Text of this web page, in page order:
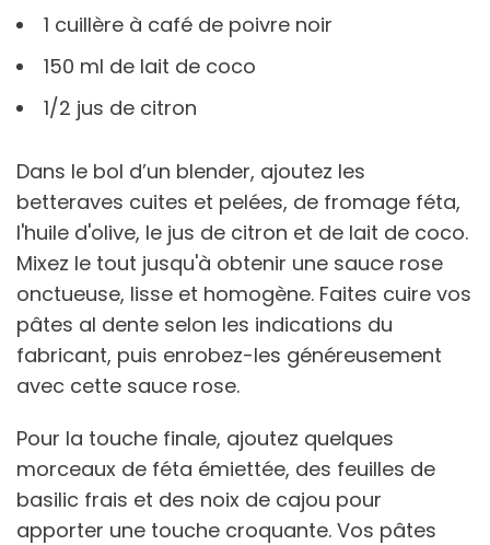
1 cuillère à café de poivre noir
150 ml de lait de coco
1/2 jus de citron
Dans le bol d’un blender, ajoutez les
betteraves cuites et pelées, de fromage féta,
l'huile d'olive, le jus de citron et de lait de coco.
Mixez le tout jusqu'à obtenir une sauce rose
onctueuse, lisse et homogène. Faites cuire vos
pâtes al dente selon les indications du
fabricant, puis enrobez-les généreusement
avec cette sauce rose.
Pour la touche finale, ajoutez quelques
morceaux de féta émiettée, des feuilles de
basilic frais et des noix de cajou pour
apporter une touche croquante. Vos pâtes